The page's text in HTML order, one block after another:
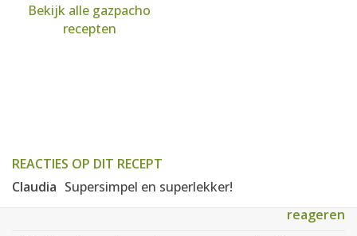
Bekijk alle gazpacho
recepten
REACTIES OP DIT RECEPT
Claudia Supersimpel en superlekker!
reageren